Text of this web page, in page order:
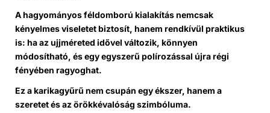
A hagyományos féldomború kialakítás nemcsak
kényelmes viseletet biztosít, hanem rendkívül praktikus
is: ha az ujjméreted idővel változik, könnyen
módosítható, és egy egyszerű polírozással újra régi
fényében ragyoghat.
Ez a karikagyűrű nem csupán egy ékszer, hanem a
szeretet és az örökkévalóság szimbóluma.